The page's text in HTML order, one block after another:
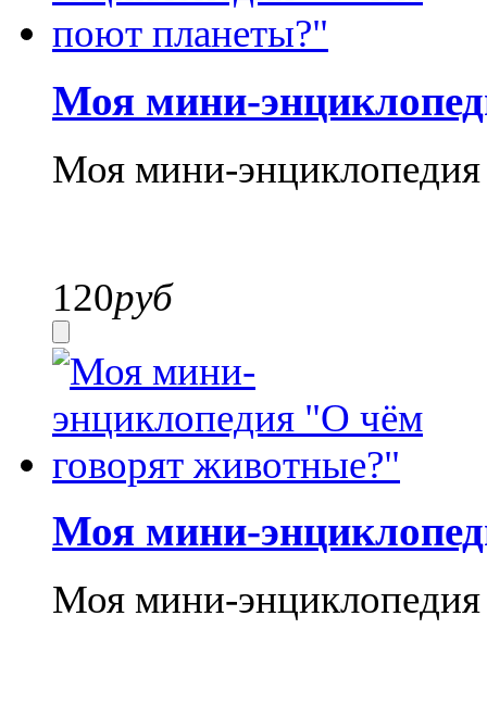
Моя мини-
Моя мини-
120руб
Моя мини-
Моя мини-